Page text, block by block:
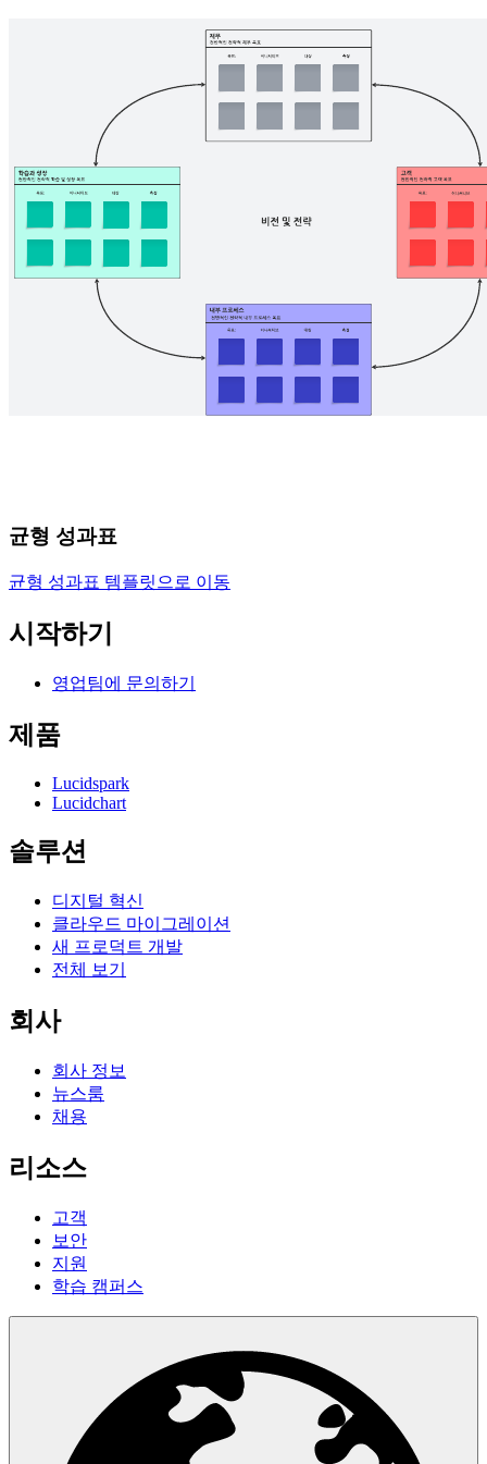
균형 성과표
균형 성과표 템플릿으로 이동
시작하기
영업팀에 문의하기
제품
Lucidspark
Lucidchart
솔루션
디지털 혁신
클라우드 마이그레이션
새 프로덕트 개발
전체 보기
회사
회사 정보
뉴스룸
채용
리소스
고객
보안
지원
학습 캠퍼스